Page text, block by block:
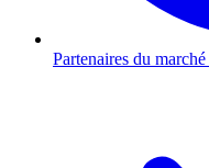
Partenaires du marché